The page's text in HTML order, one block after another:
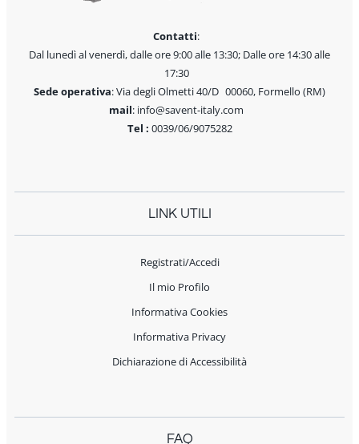
Contatti:
Dal lunedì al venerdì, dalle ore 9:00 alle 13:30; Dalle ore 14:30 alle
17:30
Sede operativa: Via degli Olmetti 40/D 00060, Formello (RM)
mail: info@savent-italy.com
Tel : 0039/06/9075282
LINK UTILI
Registrati/Accedi
Il mio Profilo
Informativa Cookies
Informativa Privacy
Dichiarazione di Accessibilità
FAQ